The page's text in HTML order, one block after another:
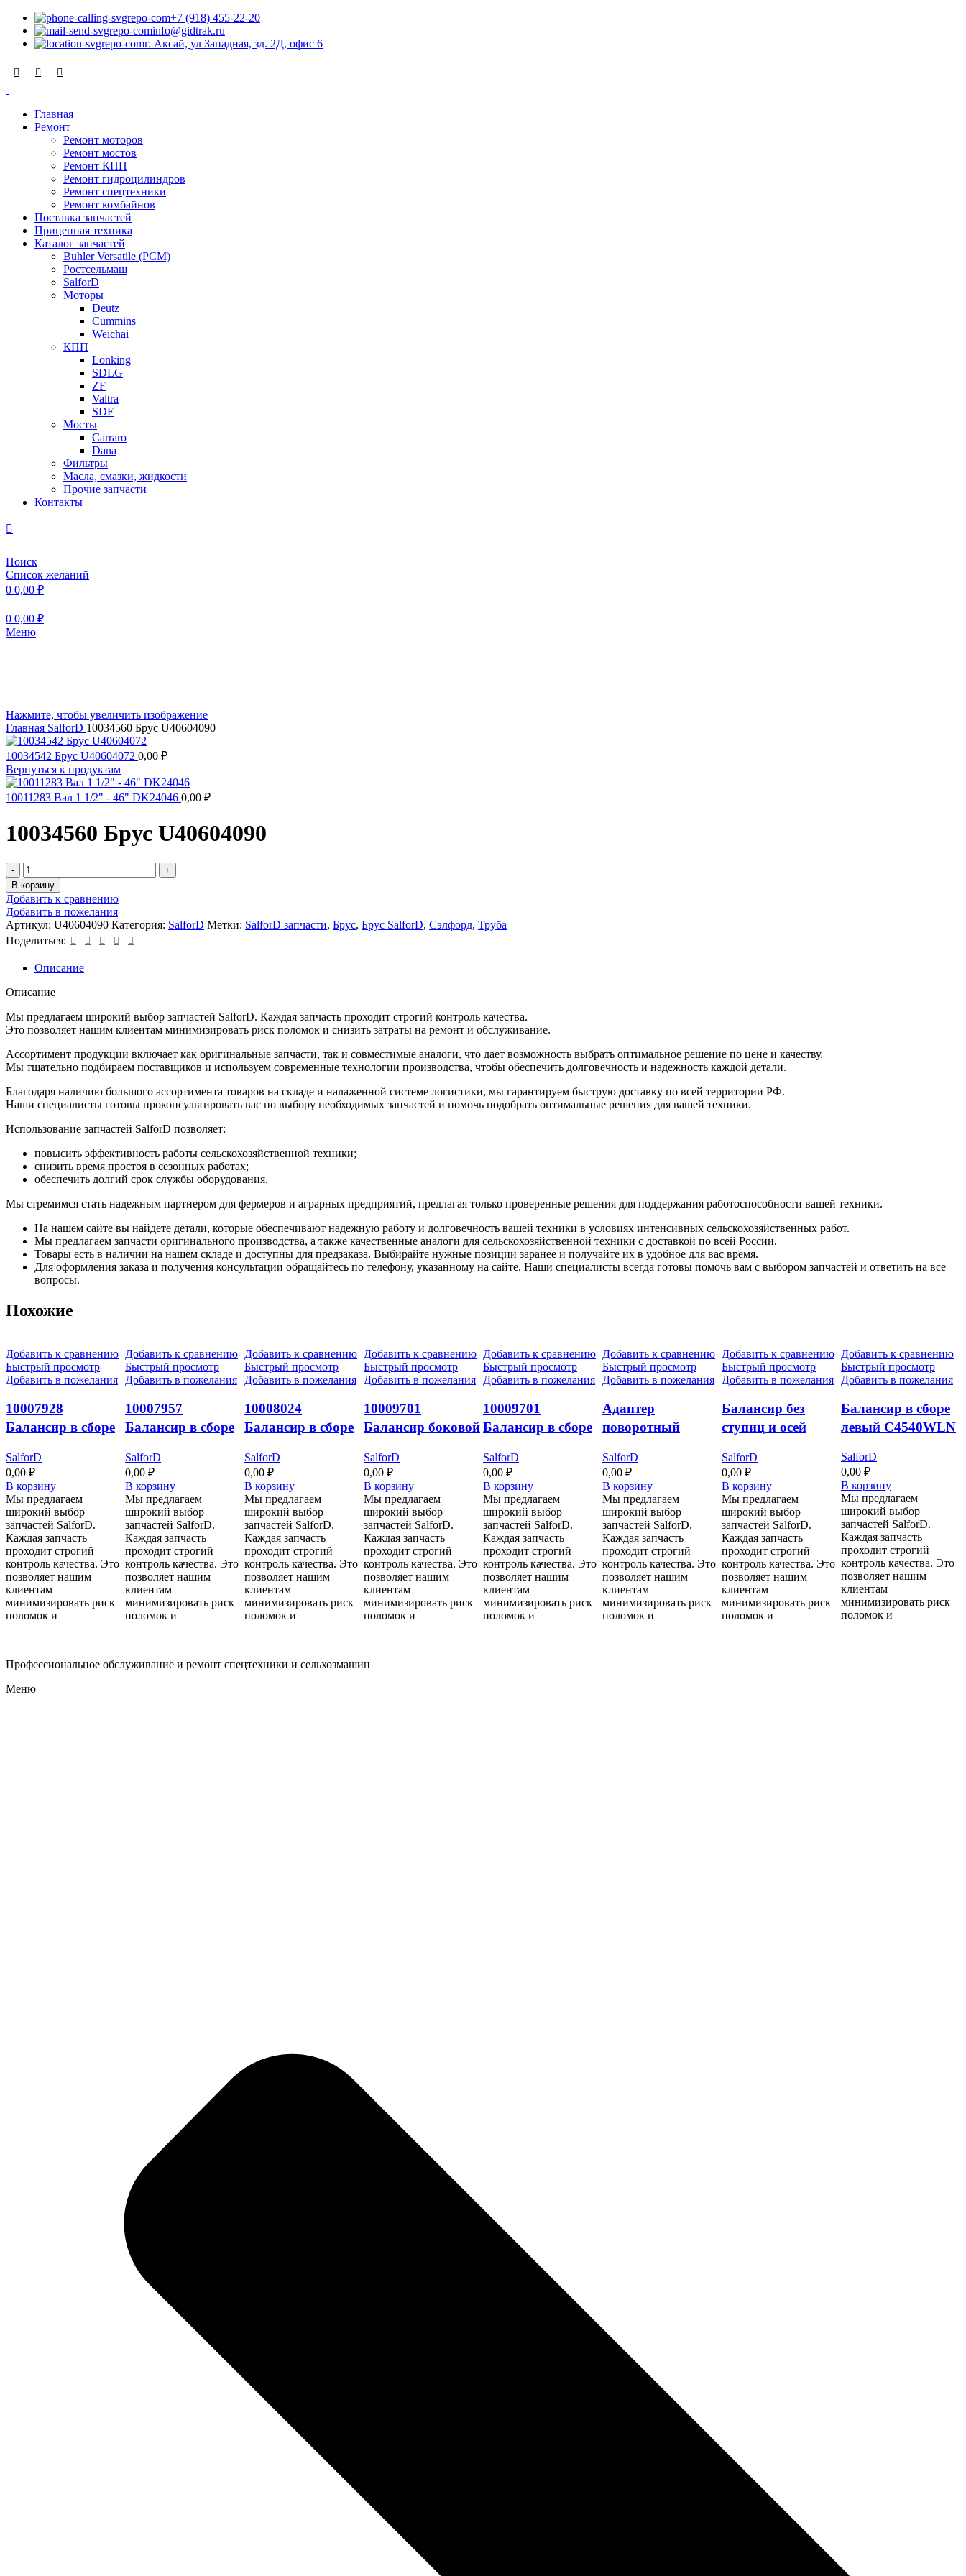
+7 (918) 455-22-20
info@gidtrak.ru
г. Аксай, ул Западная, зд. 2Д, офис 6
Главная
Ремонт
Ремонт моторов
Ремонт мостов
Ремонт КПП
Ремонт гидроцилиндров
Ремонт спецтехники
Ремонт комбайнов
Поставка запчастей
Прицепная техника
Каталог запчастей
Buhler Versatile (РСМ)
Ростсельмаш
SalforD
Моторы
Deutz
Cummins
Weichai
КПП
Lonking
SDLG
ZF
Valtra
SDF
Мосты
Carraro
Dana
Фильтры
Масла, смазки, жидкости
Прочие запчасти
Контакты
Поиск
Список желаний
0 0,00 ₽
0 0,00 ₽
Меню
Нажмите, чтобы увеличить изображение
Главная SalforD 10034560 Брус U40604090
10034542 Брус U40604072 0,00 ₽
Вернуться к продуктам
10011283 Вал 1 1/2" - 46" DK24046 0,00 ₽
10034560 Брус U40604090
Количество
товара
10034560
Брус
U40604090
В корзину
Добавить к сравнению
Добавить в пожелания
Артикул: U40604090 Категория: SalforD Метки: SalforD запчасти, Брус, Брус SalforD, Сэлфорд, Труба
Поделиться:
Описание
Описание
Мы предлагаем широкий выбор запчастей SalforD. Каждая запчасть проходит строгий контроль качества.
Это позволяет нашим клиентам минимизировать риск поломок и снизить затраты на ремонт и обслуживание.
Ассортимент продукции включает как оригинальные запчасти, так и совместимые аналоги, что дает возможность выбрать оптимальное решение по цене и качеству.
Мы тщательно подбираем поставщиков и используем современные технологии производства, чтобы обеспечить долговечность и надежность каждой детали.
Благодаря наличию большого ассортимента товаров на складе и налаженной системе логистики, мы гарантируем быструю доставку по всей территории РФ.
Наши специалисты готовы проконсультировать вас по выбору необходимых запчастей и помочь подобрать оптимальные решения для вашей техники.
Использование запчастей SalforD позволяет:
повысить эффективность работы сельскохозяйственной техники;
снизить время простоя в сезонных работах;
обеспечить долгий срок службы оборудования.
Мы стремимся стать надежным партнером для фермеров и аграрных предприятий, предлагая только проверенные решения для поддержания работоспособности вашей техники.
На нашем сайте вы найдете детали, которые обеспечивают надежную работу и долговечность вашей техники в условиях интенсивных сельскохозяйственных работ.
Мы предлагаем запчасти оригинального производства, а также качественные аналоги для сельскохозяйственной техники с доставкой по всей России.
Товары есть в наличии на нашем складе и доступны для предзаказа. Выбирайте нужные позиции заранее и получайте их в удобное для вас время.
Для оформления заказа и получения консультации обращайтесь по телефону, указанному на сайте. Наши специалисты всегда готовы помочь вам с выбором запчастей и ответить на все
вопросы.
Похожие
Добавить к сравнению
Быстрый просмотр
Добавить в пожелания
10007928
Балансир в сборе
SalforD
0,00 ₽
В корзину
Мы предлагаем
широкий выбор
запчастей SalforD.
Каждая запчасть
проходит строгий
контроль качества. Это
позволяет нашим
клиентам
минимизировать риск
поломок и
Добавить к сравнению
Быстрый просмотр
Добавить в пожелания
10007957
Балансир в сборе
SalforD
0,00 ₽
В корзину
Мы предлагаем
широкий выбор
запчастей SalforD.
Каждая запчасть
проходит строгий
контроль качества. Это
позволяет нашим
клиентам
минимизировать риск
поломок и
Добавить к сравнению
Быстрый просмотр
Добавить в пожелания
10008024
Балансир в сборе
C00167WLKIT
SalforD
0,00 ₽
В корзину
Мы предлагаем
широкий выбор
запчастей SalforD.
Каждая запчасть
проходит строгий
контроль качества. Это
позволяет нашим
клиентам
минимизировать риск
поломок и
Добавить к сравнению
Быстрый просмотр
Добавить в пожелания
10009701
Балансир боковой
нагрузка 5000
фунтов C4540WL-
KIT
SalforD
0,00 ₽
В корзину
Мы предлагаем
широкий выбор
запчастей SalforD.
Каждая запчасть
проходит строгий
контроль качества. Это
позволяет нашим
клиентам
минимизировать риск
поломок и
Добавить к сравнению
Быстрый просмотр
Добавить в пожелания
10009701
Балансир в сборе
SalforD
0,00 ₽
В корзину
Мы предлагаем
широкий выбор
запчастей SalforD.
Каждая запчасть
проходит строгий
контроль качества. Это
позволяет нашим
клиентам
минимизировать риск
поломок и
Добавить к сравнению
Быстрый просмотр
Добавить в пожелания
Адаптер
поворотный
SalforD
0,00 ₽
В корзину
Мы предлагаем
широкий выбор
запчастей SalforD.
Каждая запчасть
проходит строгий
контроль качества. Это
позволяет нашим
клиентам
минимизировать риск
поломок и
Добавить к сравнению
Быстрый просмотр
Добавить в пожелания
Балансир без
ступиц и осей
фунтов C5540WL-
KIT
SalforD
0,00 ₽
В корзину
Мы предлагаем
широкий выбор
запчастей SalforD.
Каждая запчасть
проходит строгий
контроль качества. Это
позволяет нашим
клиентам
минимизировать риск
поломок и
Добавить к сравнению
Быстрый просмотр
Добавить в пожелания
Балансир в сборе
левый C4540WLN
SalforD
0,00 ₽
В корзину
Мы предлагаем
широкий выбор
запчастей SalforD.
Каждая запчасть
проходит строгий
контроль качества. Это
позволяет нашим
клиентам
минимизировать риск
поломок и
Профессиональное обслуживание и ремонт спецтехники и сельхозмашин
Меню